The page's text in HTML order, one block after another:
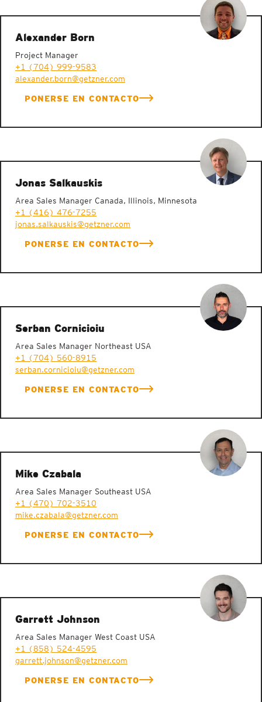
Alexander Born
Project Manager
+1 (704) 999-9583
alexander.born@getzner.com
PONERSE EN CONTACTO
Jonas Salkauskis
Area Sales Manager Canada, Illinois, Minnesota
+1 (416) 476-7255
jonas.salkauskis@getzner.com
PONERSE EN CONTACTO
Serban Cornicioiu
Area Sales Manager Northeast USA
+1 (704) 560-8915
serban.cornicioiu@getzner.com
PONERSE EN CONTACTO
Mike Czabala
Area Sales Manager Southeast USA
+1 (470) 702-3510
mike.czabala@getzner.com
PONERSE EN CONTACTO
Garrett Johnson
Area Sales Manager West Coast USA
+1 (858) 524-4595
garrett.johnson@getzner.com
PONERSE EN CONTACTO